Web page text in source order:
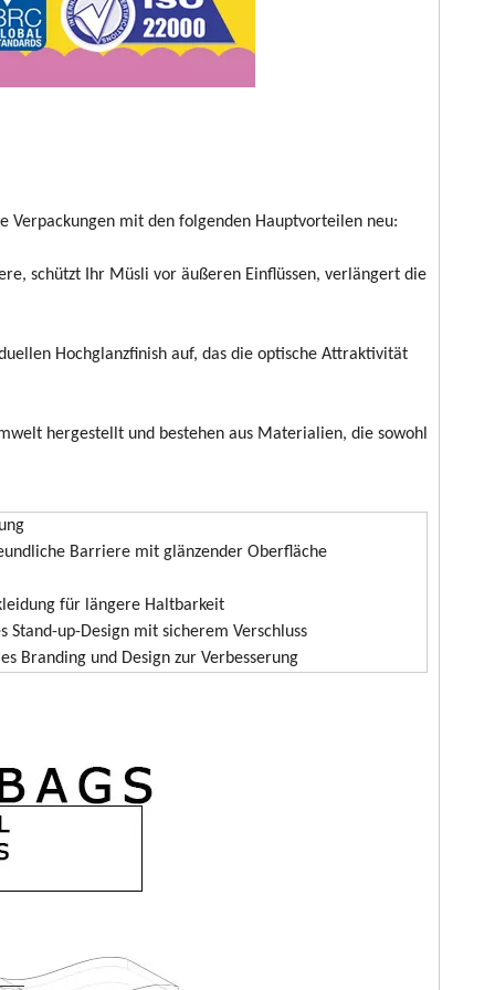
Verpackungen mit den folgenden Hauptvorteilen neu:
schützt Ihr Müsli vor äußeren Einflüssen, verlängert die
Hochglanzfinish auf, das die optische Attraktivität
hergestellt und bestehen aus Materialien, die sowohl
Barriere mit glänzender Oberfläche
für längere Haltbarkeit
Stand-up-Design mit sicherem Verschluss
Branding und Design zur Verbesserung